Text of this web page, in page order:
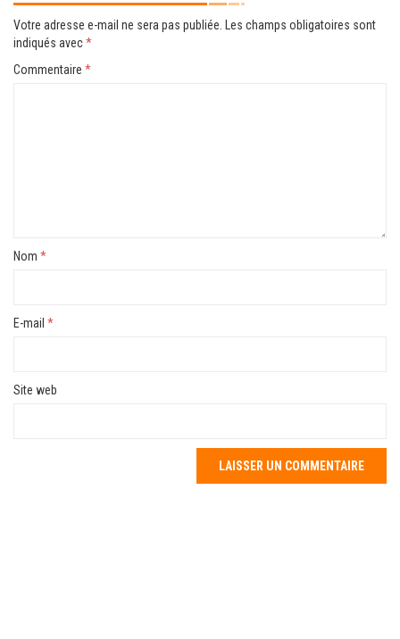
Votre adresse e-mail ne sera pas publiée. Les champs obligatoires sont
indiqués avec*
Commentaire *
Nom *
E-mail *
Site web